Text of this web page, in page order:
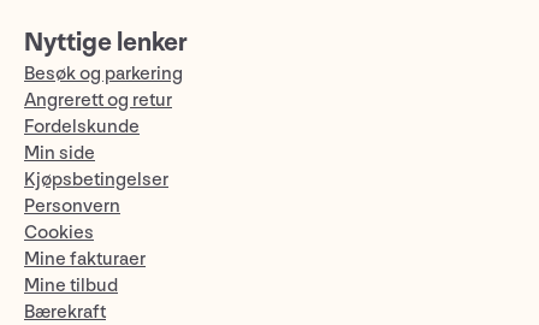
Nyttige lenker
Besøk og parkering
Angrerett og retur
Fordelskunde
Min side
Kjøpsbetingelser
Personvern
Cookies
Mine fakturaer
Mine tilbud
Bærekraft